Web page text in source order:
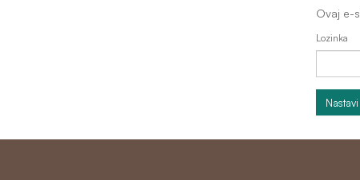
Ovaj e-
Lozinka
Nastavi